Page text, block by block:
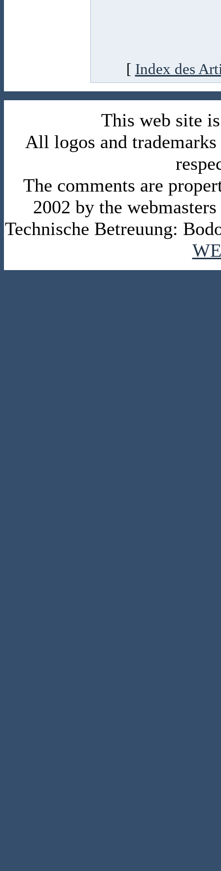
[ Index des
This web site
All logos and
The comments are
2002 by the
Technische Betreuung: